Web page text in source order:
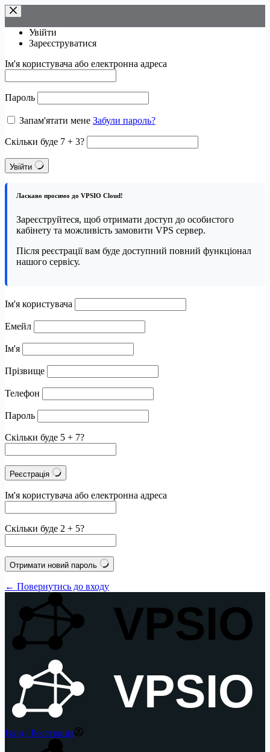
Перейти
до
вмістуУвійти
Зареєструватися
Ім'я користувача або електронна адреса
Пароль
Запам'ятати мене Забули пароль?
Скільки буде 7 + 3?
Увійти
Ласкаво просимо до VPSIO Cloud!
Зареєструйтеся, щоб отримати доступ до особистого
кабінету та можливість замовити VPS сервер.
Після реєстрації вам буде доступний повний функціонал
нашого сервісу.
Ім'я користувача
Емейл
Ім'я
Прізвище
Телефон
Пароль
Скільки буде 5 + 7?
Реєстрація
Ім'я користувача або електронна адреса
Скільки буде 2 + 5?
Отримати новий пароль
← Повернутись до входу
VPSIO
VPSIO
Вхід / Реестрація